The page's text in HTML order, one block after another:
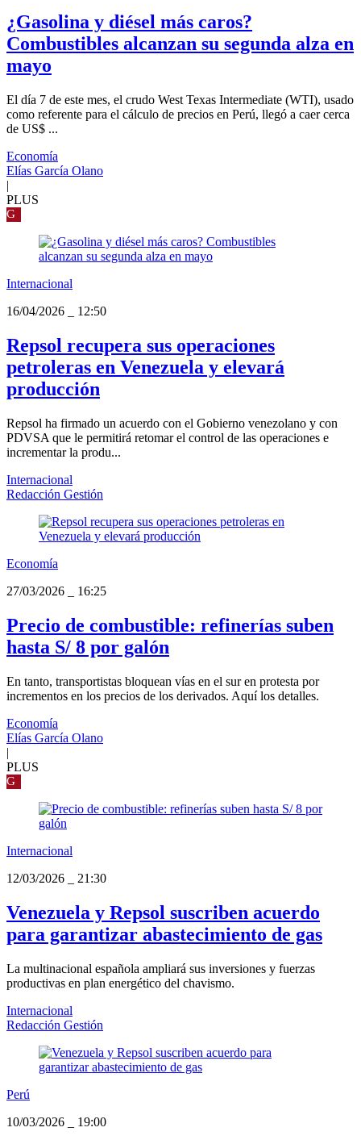
¿Gasolina y diésel más caros?
Combustibles alcanzan su segunda alza en
mayo
El día 7 de este mes, el crudo West Texas Intermediate (WTI), usado
como referente para el cálculo de precios en Perú, llegó a caer cerca
de US$ ...
Economía
Elías García Olano
|
PLUS
G
Internacional
16/04/2026
12:50
Repsol recupera sus operaciones
petroleras en Venezuela y elevará
producción
Repsol ha firmado un acuerdo con el Gobierno venezolano y con
PDVSA que le permitirá retomar el control de las operaciones e
incrementar la produ...
Internacional
Redacción Gestión
Economía
27/03/2026
16:25
Precio de combustible: refinerías suben
hasta S/ 8 por galón
En tanto, transportistas bloquean vías en el sur en protesta por
incrementos en los precios de los derivados. Aquí los detalles.
Economía
Elías García Olano
|
PLUS
G
Internacional
12/03/2026
21:30
Venezuela y Repsol suscriben acuerdo
para garantizar abastecimiento de gas
La multinacional española ampliará sus inversiones y fuerzas
productivas en plan energético del chavismo.
Internacional
Redacción Gestión
Perú
10/03/2026
19:00